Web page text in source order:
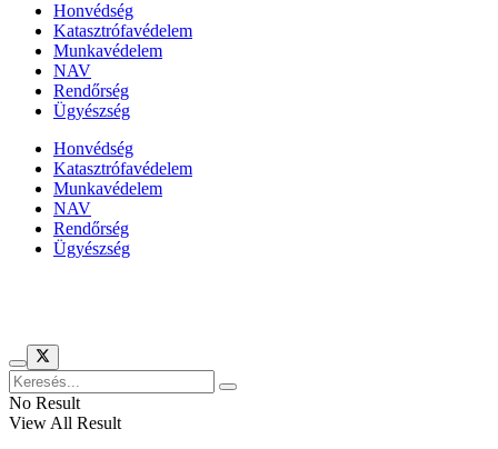
Honvédség
Katasztrófavédelem
Munkavédelem
NAV
Rendőrség
Ügyészség
Honvédség
Katasztrófavédelem
Munkavédelem
NAV
Rendőrség
Ügyészség
No Result
View All Result